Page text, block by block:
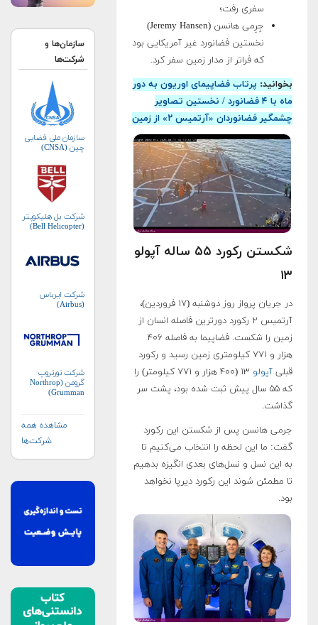
سفری رفت؛
جِرِمی هانسن (Jeremy Hansen)
نخستین فضانورد غیر آمریکایی بود
که فراتر از مدار زمین سفر کرد.
بخوانید: پرتاب فضاپیمای اوریون به دور
ماه با ۴ فضانورد / نخستین تصاویر
چشمگیر فضانوردان «آرتمیس ۲» از زمین
شکستن رکورد ۵۵ ساله آپولو
۱۳
در جریان پرواز روز دوشنبه (۱۷ فروردین)،
آرتمیس ۲ رکورد دورترین فاصله انسان از
زمین را شکست. فضاپیما به فاصله ۴۰۶
هزار و ۷۷۱ کیلومتری زمین رسید و رکورد
قبلی آپولو
۱۳ (۴۰۰ هزار و ۷۷۱ کیلومتر) را
که ۵۵ سال پیش ثبت شده بود، پشت سر
گذاشت.
جرمی هانسن پس از شکستن این رکورد
گفت: ما این لحظه را انتخاب می‌کنیم تا
به این نسل و نسل‌های بعدی انگیزه بدهیم
تا مطمئن شوند این رکورد دیرپا نخواهد
بود.
سازمان‌ها و
شرکت‌ها
سازمان ملی فضایی
چین (CNSA)
شرکت بل هلیکوپتر
(Bell Helicopter)
شرکت ایرباس
(Airbus)
شرکت نورتروپ
گرومن (Northrop
Grumman)
مشاهده همه
شرکت‌ها